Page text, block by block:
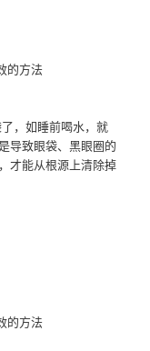
的方法
，如睡前喝水，就
导致眼袋、黑眼圈的
才能从根源上清除掉
的方法